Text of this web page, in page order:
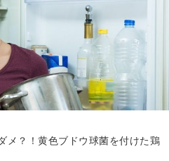
メ？！黄色ブドウ球菌を付けた鶏